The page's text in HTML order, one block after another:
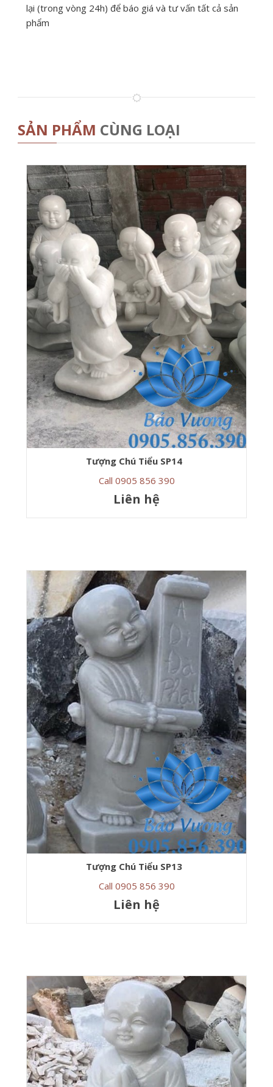
lại (trong vòng 24h) để báo giá và tư vấn tất cả sản
phẩm
SẢN PHẨM CÙNG LOẠI
Tượng Chú Tiểu SP14
Call 0905 856 390
Liên hệ
Tượng Chú Tiểu SP13
Call 0905 856 390
Liên hệ